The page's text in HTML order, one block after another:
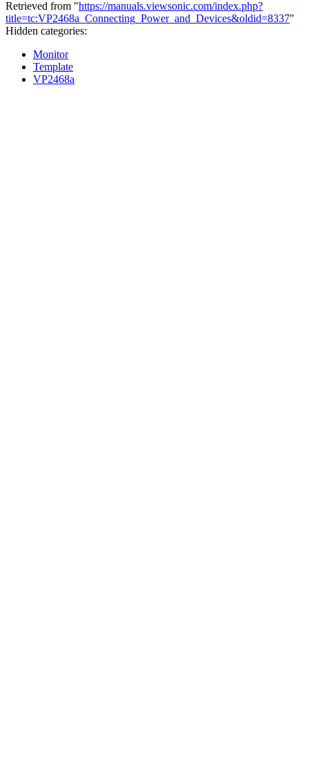
Retrieved from "https://manuals.viewsonic.com/index.php?
title=tc:VP2468a_Connecting_Power_and_Devices&oldid=8337"
Hidden categories:
Monitor
Template
VP2468a